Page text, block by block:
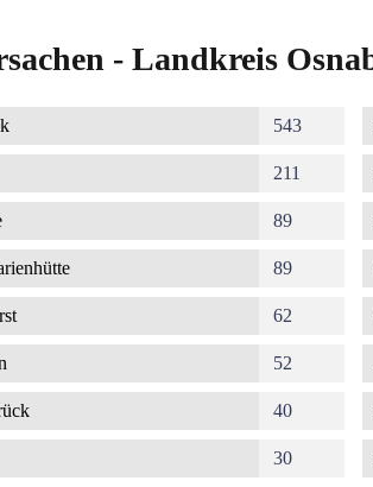
- Landkreis
543
211
89
89
62
52
40
30